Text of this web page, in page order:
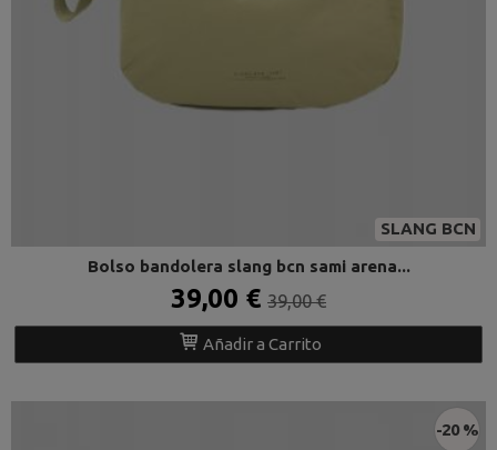
SLANG BCN
Bolso bandolera slang bcn sami arena...
39,00 € 39,00 €
Añadir a Carrito
-20 %